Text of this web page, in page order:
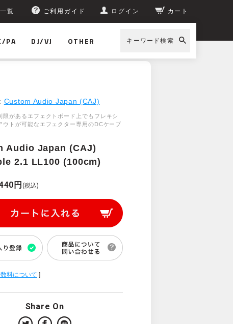
覧 ご利用ガイド ログイン カート
PA DJ/VJ OTHER キーワード検索
(CAJ) DC Cable 2.1 LL100 (100cm)
Custom Audio Japan (CAJ)
限があるエフェクトボード上でもフレキシ
ウトが可能なエフェクター専用のDCケーブ
Audio Japan (CAJ)
2.1 LL100 (100cm)
円(税込)
料について ]
Share On